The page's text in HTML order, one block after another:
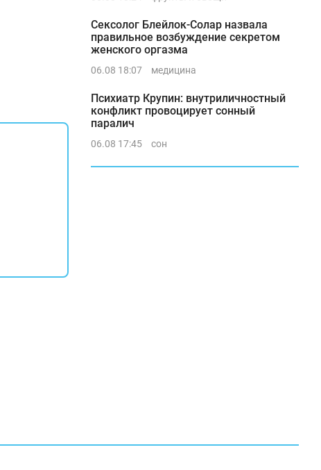
Сексолог Блейлок-Солар назвала
правильное возбуждение секретом
женского оргазма
06.08 18:07 медицина
Психиатр Крупин: внутриличностный
конфликт провоцирует сонный
паралич
06.08 17:45 сон